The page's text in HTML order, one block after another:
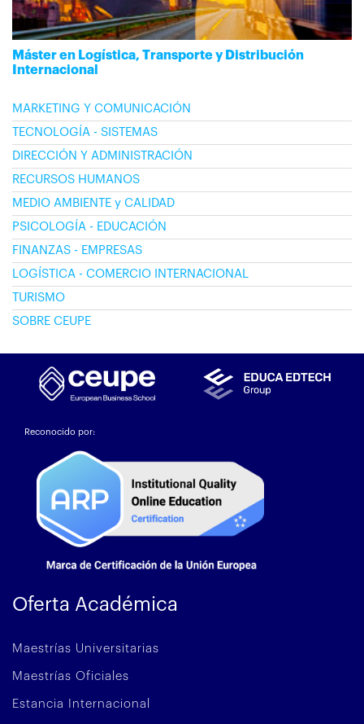
Máster en Logística, Transporte y Distribución
Internacional
MARKETING Y COMUNICACIÓN
TECNOLOGÍA - SISTEMAS
DIRECCIÓN Y ADMINISTRACIÓN
RECURSOS HUMANOS
MEDIO AMBIENTE y CALIDAD
PSICOLOGÍA - EDUCACIÓN
FINANZAS - EMPRESAS
LOGÍSTICA - COMERCIO INTERNACIONAL
TURISMO
SOBRE CEUPE
Reconocido por:
Oferta Académica
Maestrías Universitarias
Maestrías Oficiales
Estancia Internacional